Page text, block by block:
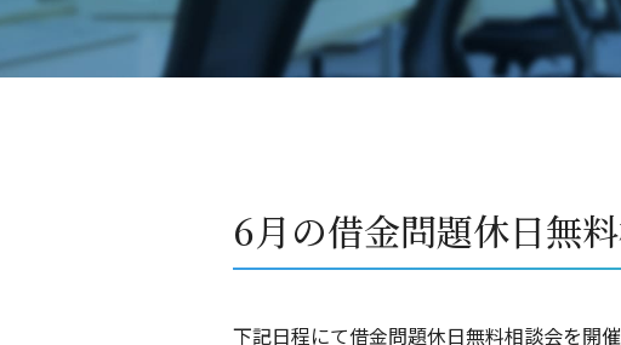
6月の借金問題休日無
下記日程にて借金問題休日無料相談会を開催